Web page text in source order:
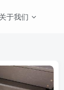
关于我们